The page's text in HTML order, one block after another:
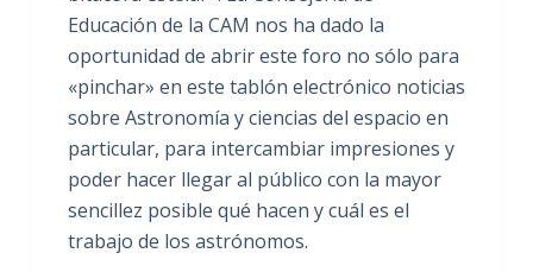
Educación de la CAM nos ha dado la
oportunidad de abrir este foro no sólo para
«pinchar» en este tablón electrónico noticias
sobre Astronomía y ciencias del espacio en
particular, para intercambiar impresiones y
poder hacer llegar al público con la mayor
sencillez posible qué hacen y cuál es el
trabajo de los astrónomos.